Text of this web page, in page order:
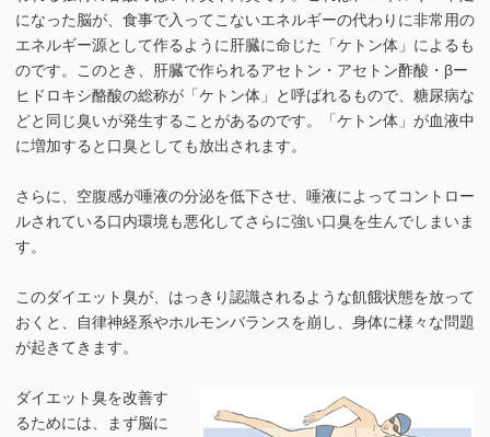
になった脳が、食事で入ってこないエネルギーの代わりに非常用の
エネルギー源として作るように肝臓に命じた「ケトン体」によるも
のです。このとき、肝臓で作られるアセトン・アセトン酢酸・βー
ヒドロキシ酪酸の総称が「ケトン体」と呼ばれるもので、糖尿病な
どと同じ臭いが発生することがあるのです。「ケトン体」が血液中
に増加すると口臭としても放出されます。
さらに、空腹感が唾液の分泌を低下させ、唾液によってコントロー
ルされている口内環境も悪化してさらに強い口臭を生んでしまいま
す。
このダイエット臭が、はっきり認識されるような飢餓状態を放って
おくと、自律神経系やホルモンバランスを崩し、身体に様々な問題
が起きてきます。
ダイエット臭を改善す
るためには、まず脳に